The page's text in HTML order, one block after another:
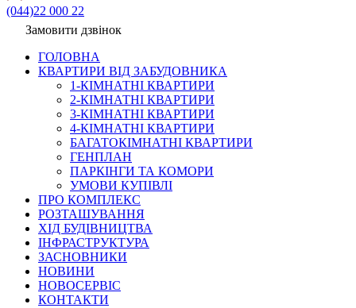
(044)22 000 22
Замовити дзвінок
ГОЛОВНА
КВАРТИРИ ВІД ЗАБУДОВНИКА
1-КІМНАТНІ КВАРТИРИ
2-КІМНАТНІ КВАРТИРИ
3-КІМНАТНІ КВАРТИРИ
4-КІМНАТНІ КВАРТИРИ
БАГАТОКІМНАТНІ КВАРТИРИ
ГЕНПЛАН
ПАРКІНГИ ТА КОМОРИ
УМОВИ КУПІВЛІ
ПРО КОМПЛЕКС
РОЗТАШУВАННЯ
ХІД БУДІВНИЦТВА
ІНФРАСТРУКТУРА
ЗАСНОВНИКИ
НОВИНИ
НОВОСЕРВІС
КОНТАКТИ